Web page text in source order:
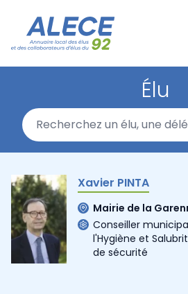
Élu
Xavier PINTA
Mairie de la
Conseiller
l'Hygiène et
de sécurité